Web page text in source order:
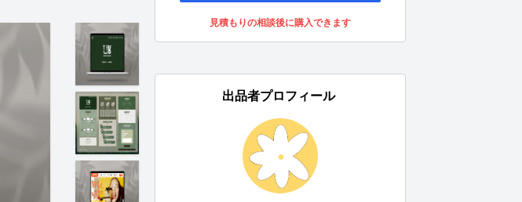
見積もりの相談後に購入できます
出品者プロフィール